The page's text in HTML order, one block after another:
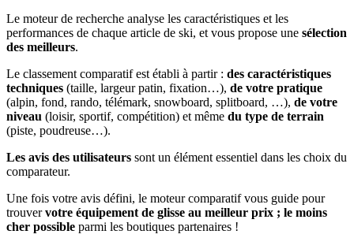
Le moteur de recherche analyse les caractéristiques et les
performances de chaque article de ski, et vous propose une sélection
des meilleurs.
Le classement comparatif est établi à partir : des caractéristiques
techniques (taille, largeur patin, fixation…), de votre pratique
(alpin, fond, rando, télémark, snowboard, splitboard, …), de votre
niveau (loisir, sportif, compétition) et même du type de terrain
(piste, poudreuse…).
Les avis des utilisateurs sont un élément essentiel dans les choix du
comparateur.
Une fois votre avis défini, le moteur comparatif vous guide pour
trouvervotre équipement de glisse au meilleur prix ; le moins
cher possible parmi les boutiques partenaires !